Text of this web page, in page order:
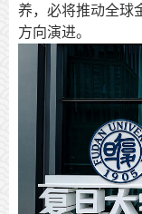
养，必将推动全球
方向演进。